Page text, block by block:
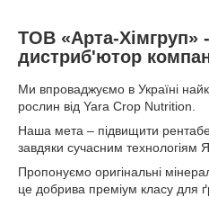
ТОВ «Арта-Хімгруп»
дистриб'ютор
Ми впроваджуємо в Україні
рослин від Yara Crop Nutrition.
Наша мета – підвищити
завдяки сучасним технологіям
Пропонуємо оригінальні
це добрива преміум класу для